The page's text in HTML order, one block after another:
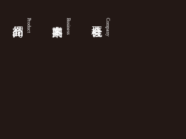
Company
Business
Product